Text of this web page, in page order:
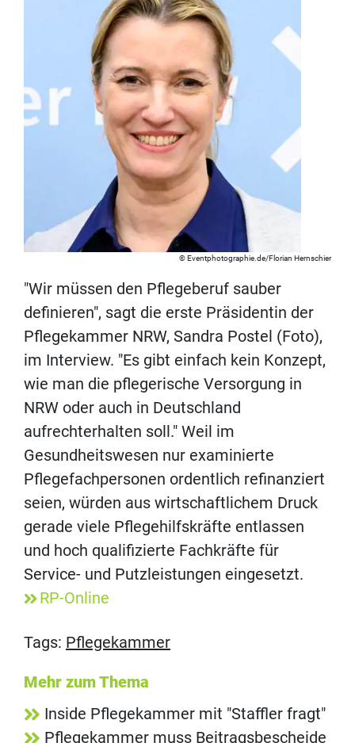
Eventphotographie.de/Florian Hernschier
"Wir müssen den Pflegeberuf sauber
definieren", sagt die erste Präsidentin der
Pflegekammer NRW, Sandra Postel (Foto),
im Interview. "Es gibt einfach kein Konzept,
wie man die pflegerische Versorgung in
NRW oder auch in Deutschland
aufrechterhalten soll." Weil im
Gesundheitswesen nur examinierte
Pflegefachpersonen ordentlich refinanziert
seien, würden aus wirtschaftlichem Druck
gerade viele Pflegehilfskräfte entlassen
und hoch qualifizierte Fachkräfte für
Service- und Putzleistungen eingesetzt.
RP-Online
Tags: Pflegekammer
Mehr zum Thema
Inside Pflegekammer mit "Staffler fragt"
Pflegekammer muss Beitragsbescheide